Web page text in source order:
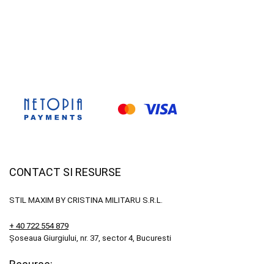
CONTACT SI RESURSE
STIL MAXIM BY CRISTINA MILITARU S.R.L.
+ 40 722 554 879
Șoseaua Giurgiului, nr. 37, sector 4, Bucuresti